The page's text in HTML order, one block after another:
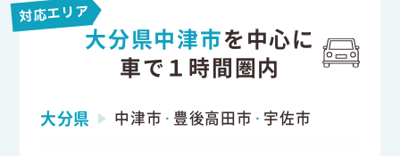
対応エリア
大分県中津市を中心に
車で１時間圏内
大分県 中津市 ・ 豊後高田市 ・ 宇佐市